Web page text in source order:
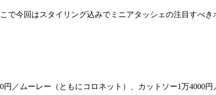
今回はスタイリング込みでミニアタッシェの注目すべき